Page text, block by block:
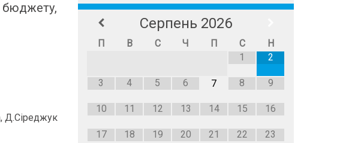
бюджету,
Д.Сіреджук
Серпень 2026
П В С Ч П С
Н
1
2
3 4 5 6 7 8 9
10 11 12 13 14 15 16
17 18 19 20 21 22 23